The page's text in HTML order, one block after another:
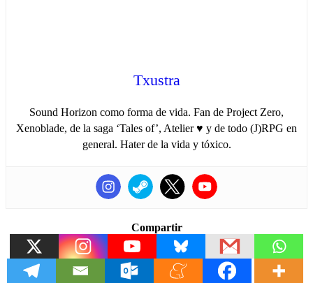
Txustra
Sound Horizon como forma de vida. Fan de Project Zero,
Xenoblade, de la saga ‘Tales of’, Atelier ♥ y de todo (J)RPG en
general. Hater de la vida y tóxico.
Compartir